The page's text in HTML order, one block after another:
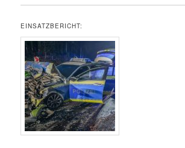
EINSATZBERICHT: